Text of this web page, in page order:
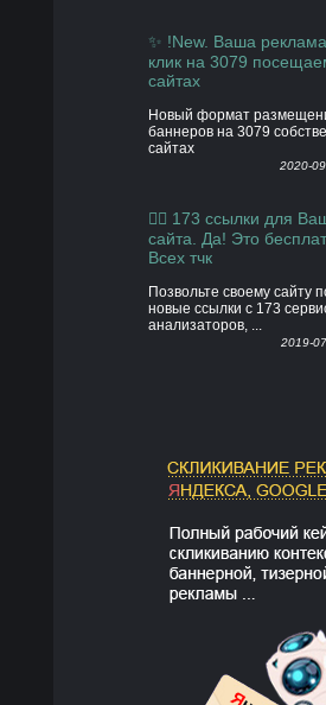
✨ !New. Ваша
клик на 3079
сайтах
Новый формат
баннеров на 3079
сайтах
2020-
👍🏻 173 ссылки для
сайта. Да! Это
Всех тчк
Позвольте своему сайту
новые ссылки с 173
анализаторов, ...
2019-